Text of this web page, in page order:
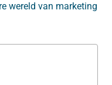
wereld van marketing